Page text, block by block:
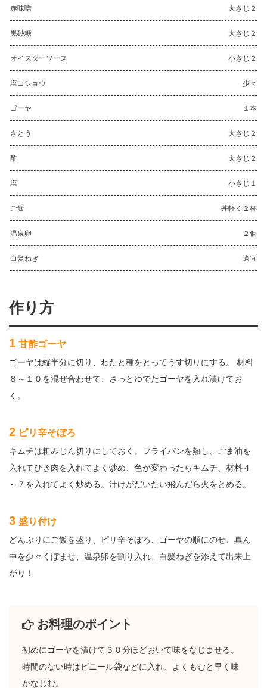
赤味噌 大さじ２
黒砂糖 大さじ２
オイスターソース 小さじ２
塩コショウ 少々
ゴーヤ １本
さとう 大さじ２
酢 大さじ２
塩 小さじ１
ご飯 丼軽く２杯
温泉卵 ２個
白髪ねぎ 適宜
作り方
1 甘酢ゴーヤ
ゴーヤは縦半分に切り、わたと種をとってうす切りにする。 材料
８～１０を混ぜ合わせて、さっとゆでたゴーヤを入れ漬けてお
く。
2 ピリ辛そぼろ
キムチは粗みじん切りにしておく。フライパンを熱し、ごま油を
入れてひき肉を入れてよく炒め、色が変わったらキムチ、材料４
～７を入れてよく炒める。汁けがだいたい飛んだら火をとめる。
3 盛り付け
どんぶりにご飯を盛り、ピリ辛そぼろ、ゴーヤの順にのせ、真ん
中を少々くぼませ、温泉卵を割り入れ、白髪ねぎを添えて出来上
がり！
お料理のポイント
初めにゴーヤを漬けて３０分ほどおいて味をなじませる。
時間のない時はビニール袋などに入れ、よくもむと早く味
がなじむ。